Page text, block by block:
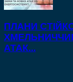
ПЛАНИ
АТАК...